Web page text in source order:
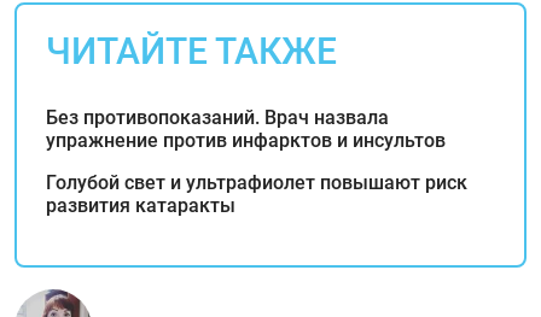
ЧИТАЙТЕ ТАКЖЕ
Без противопоказаний. Врач назвала
упражнение против инфарктов и инсультов
Голубой свет и ультрафиолет повышают риск
развития катаракты